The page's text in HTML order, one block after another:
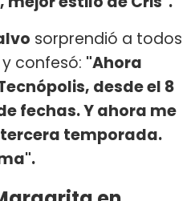
sorprendió a todos
confesó: "Ahora
desde el 8
fechas. Y ahora me
temporada.